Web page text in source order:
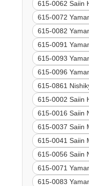
615-0062 Saiin
615-0072
615-0082
615-0091
615-0093
615-0096
615-0861
615-0002 Saiin
615-0016 Saiin
615-0037 Saiin
615-0041 Saiin
615-0056 Saiin
615-0071
615-0083